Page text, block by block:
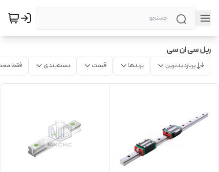
ریل سی ان سی
پربازدیدترین برندها قیمت دسته‌بندی فقط